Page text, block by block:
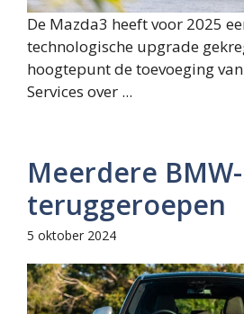
De Mazda3 heeft voor 2025
technologische upgrade
hoogtepunt de toevoeging
Services over ...
Meerdere
teruggeroepen
5 oktober 2024